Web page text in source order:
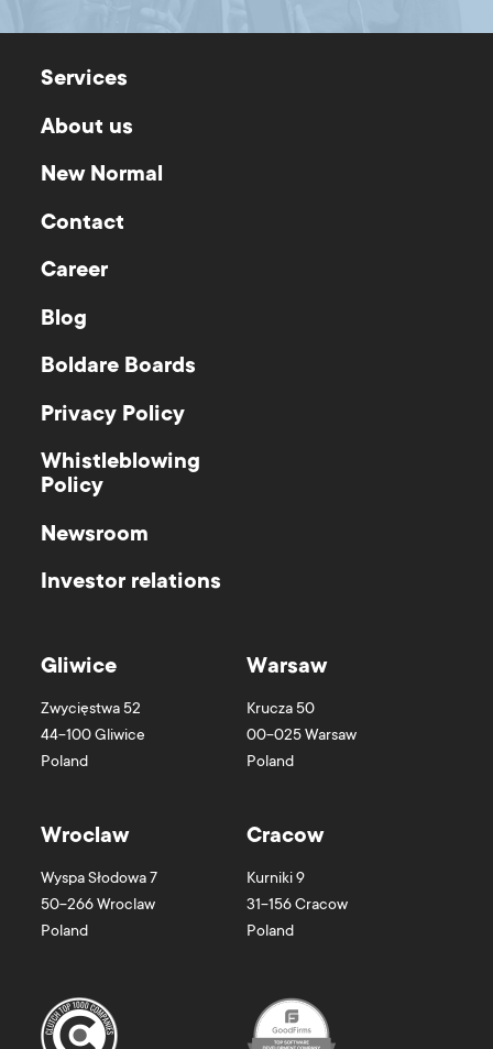
Services
About us
New Normal
Contact
Career
Blog
Boldare Boards
Privacy Policy
Whistleblowing
Policy
Newsroom
Investor relations
Gliwice
Zwycięstwa 52
44-100Gliwice
Poland
Warsaw
Krucza 50
00-025Warsaw
Poland
Wroclaw
Wyspa Słodowa 7
50-266Wroclaw
Poland
Cracow
Kurniki 9
31-156Cracow
Poland